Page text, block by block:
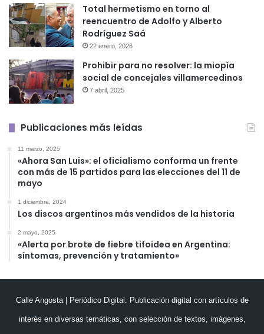
Total hermetismo en torno al
reencuentro de Adolfo y Alberto
Rodríguez Saá
22 enero, 2026
Prohibir para no resolver: la miopía
social de concejales villamercedinos
7 abril, 2025
Publicaciones más leídas
11 marzo, 2025
«Ahora San Luis»: el oficialismo conforma un frente
con más de 15 partidos para las elecciones del 11 de
mayo
1 diciembre, 2024
Los discos argentinos más vendidos de la historia
2 mayo, 2025
«Alerta por brote de fiebre tifoidea en Argentina:
síntomas, prevención y tratamiento»
Calle Angosta | Periódico Digital. Publicación digital con artículos de
interés en diversas temáticas, con selección de textos, imágenes,